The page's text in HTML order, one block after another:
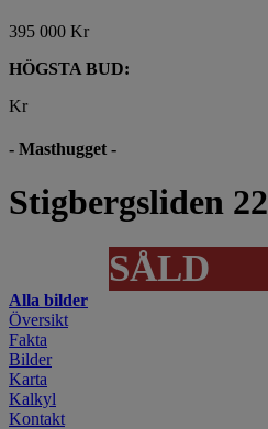
395 000 Kr
HÖGSTA BUD:
Kr
- Masthugget -
Stigbergsliden 22
SÅLD
Alla bilder
Översikt
Fakta
Bilder
Karta
Kalkyl
Kontakt